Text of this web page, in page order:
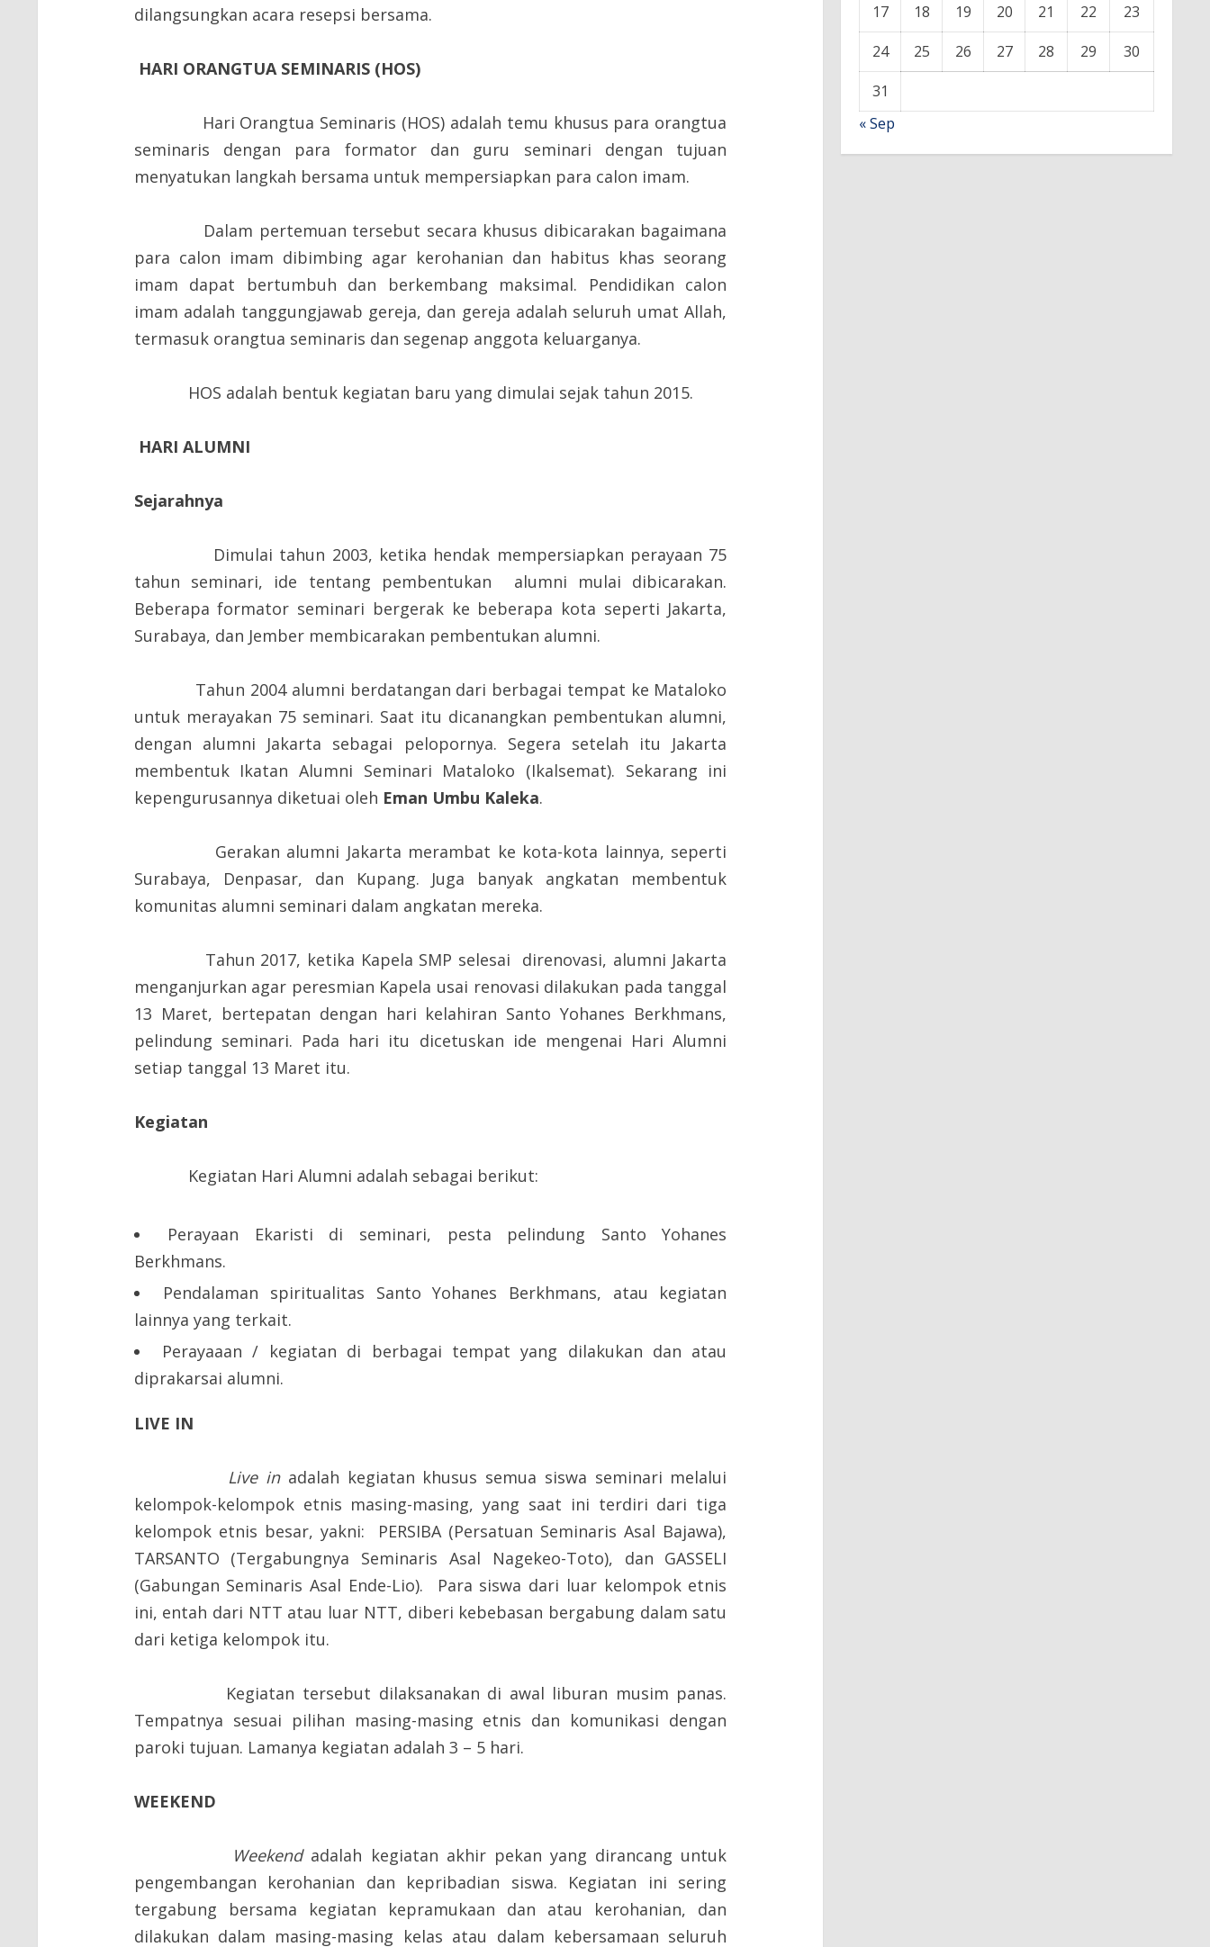
dilangsungkan acara resepsi bersama.
HARI ORANGTUA SEMINARIS (HOS)
Hari Orangtua Seminaris (HOS) adalah temu khusus para orangtua
seminaris dengan para formator dan guru seminari dengan tujuan
menyatukan langkah bersama untuk mempersiapkan para calon imam.
Dalam pertemuan tersebut secara khusus dibicarakan bagaimana
para calon imam dibimbing agar kerohanian dan habitus khas seorang
imam dapat bertumbuh dan berkembang maksimal. Pendidikan calon
imam adalah tanggungjawab gereja, dan gereja adalah seluruh umat Allah,
termasuk orangtua seminaris dan segenap anggota keluarganya.
HOS adalah bentuk kegiatan baru yang dimulai sejak tahun 2015.
HARI ALUMNI
Sejarahnya
Dimulai tahun 2003, ketika hendak mempersiapkan perayaan 75
tahun seminari, ide tentang pembentukan alumni mulai dibicarakan.
Beberapa formator seminari bergerak ke beberapa kota seperti Jakarta,
Surabaya, dan Jember membicarakan pembentukan alumni.
Tahun 2004 alumni berdatangan dari berbagai tempat ke Mataloko
untuk merayakan 75 seminari. Saat itu dicanangkan pembentukan alumni,
dengan alumni Jakarta sebagai pelopornya. Segera setelah itu Jakarta
membentuk Ikatan Alumni Seminari Mataloko (Ikalsemat). Sekarang ini
kepengurusannya diketuai oleh Eman Umbu Kaleka.
Gerakan alumni Jakarta merambat ke kota-kota lainnya, seperti
Surabaya, Denpasar, dan Kupang. Juga banyak angkatan membentuk
komunitas alumni seminari dalam angkatan mereka.
Tahun 2017, ketika Kapela SMP selesai direnovasi, alumni Jakarta
menganjurkan agar peresmian Kapela usai renovasi dilakukan pada tanggal
13 Maret, bertepatan dengan hari kelahiran Santo Yohanes Berkhmans,
pelindung seminari. Pada hari itu dicetuskan ide mengenai Hari Alumni
setiap tanggal 13 Maret itu.
Kegiatan
Kegiatan Hari Alumni adalah sebagai berikut:
Perayaan Ekaristi di seminari, pesta pelindung Santo Yohanes
Berkhmans.
Pendalaman spiritualitas Santo Yohanes Berkhmans, atau kegiatan
lainnya yang terkait.
Perayaaan / kegiatan di berbagai tempat yang dilakukan dan atau
diprakarsai alumni.
LIVE IN
Live inadalah kegiatan khusus semua siswa seminari melalui
kelompok-kelompok etnis masing-masing, yang saat ini terdiri dari tiga
kelompok etnis besar, yakni: PERSIBA (Persatuan Seminaris Asal Bajawa),
TARSANTO (Tergabungnya Seminaris Asal Nagekeo-Toto), dan GASSELI
(Gabungan Seminaris Asal Ende-Lio). Para siswa dari luar kelompok etnis
ini, entah dari NTT atau luar NTT, diberi kebebasan bergabung dalam satu
dari ketiga kelompok itu.
Kegiatan tersebut dilaksanakan di awal liburan musim panas.
Tempatnya sesuai pilihan masing-masing etnis dan komunikasi dengan
paroki tujuan. Lamanya kegiatan adalah 3 – 5 hari.
WEEKEND
Weekendadalah kegiatan akhir pekan yang dirancang untuk
pengembangan kerohanian dan kepribadian siswa. Kegiatan ini sering
tergabung bersama kegiatan kepramukaan dan atau kerohanian, dan
dilakukan dalam masing-masing kelas atau dalam kebersamaan seluruh
17
18 19 20 21 22
23
24
25 26 27 28 29
30
31
« Sep